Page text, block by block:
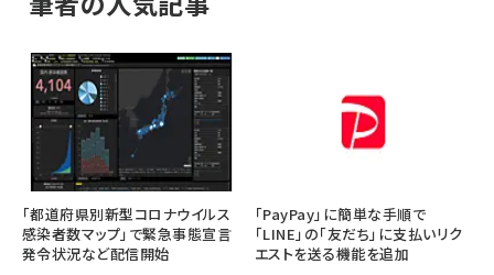
「都道府県別新型コロナウイルス
感染者数マップ」で緊急事態宣言
発令状況など配信開始
「PayPay」に簡単な手順で
「LINE」の「友だち」に支払いリク
エストを送る機能を追加